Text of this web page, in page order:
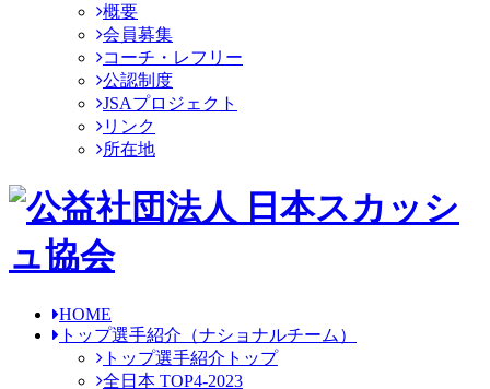
概要
会員募集
コーチ・レフリー
公認制度
JSAプロジェクト
リンク
所在地
HOME
トップ選手紹介 （ナショナルチーム）
トップ選手紹介トップ
全日本 TOP4-2023